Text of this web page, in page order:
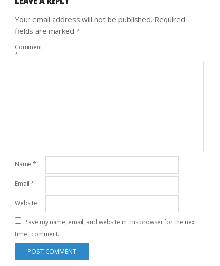
Your email address will not be published. Required
fields are marked *
Comment
*
Name *
Email *
Website
Save my name, email, and website in this browser for the next
time I comment.